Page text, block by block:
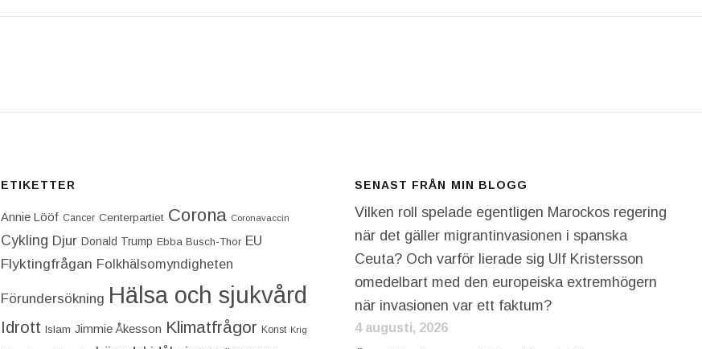
ETIKETTER
Annie Lööf Cancer Centerpartiet‎ Corona Coronavaccin
Cykling Djur Donald Trump Ebba Busch-Thor EU
Flyktingfrågan Folkhälsomyndigheten
Förundersökning Hälsa och sjukvård
Idrott Islam Jimmie Åkesson Klimatfrågor Konst Krig
SENAST FRÅN MIN BLOGG
Vilken roll spelade egentligen Marockos regering
när det gäller migrantinvasionen i spanska
Ceuta? Och varför lierade sig Ulf Kristersson
omedelbart med den europeiska extremhögern
när invasionen var ett faktum?
4 augusti, 2026